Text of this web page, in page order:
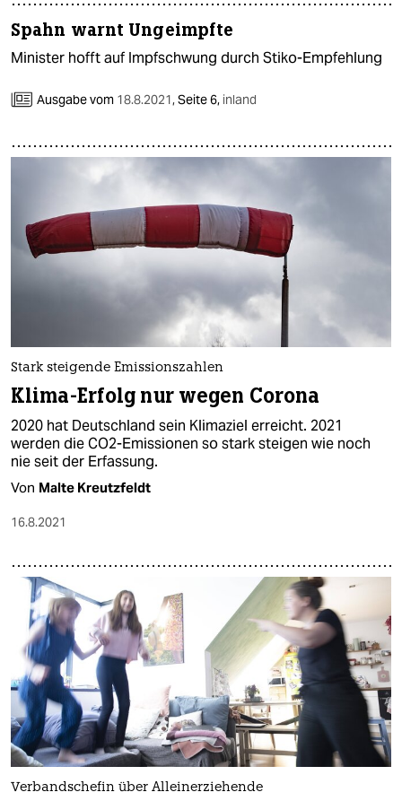
Spahn warnt Ungeimpfte
Minister hofft auf Impfschwung durch Stiko-Empfehlung
Ausgabe vom 18.8.2021,Seite 6, inland
Stark steigende Emissionszahlen
Klima-Erfolg nur wegen Corona
2020 hat Deutschland sein Klimaziel erreicht. 2021
werden die CO2-Emissionen so stark steigen wie noch
nie seit der Erfassung.
Von Malte Kreutzfeldt
16.8.2021
Verbandschefin über Alleinerziehende